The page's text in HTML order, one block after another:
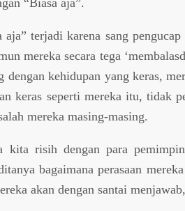
“Biasa aja”.
aja” terjadi karena sang
mereka secara tega
dengan kehidupan yang keras,
keras seperti mereka itu, tidak
mereka masing-masing.
kita risih dengan para
bagaimana perasaan
akan dengan santai